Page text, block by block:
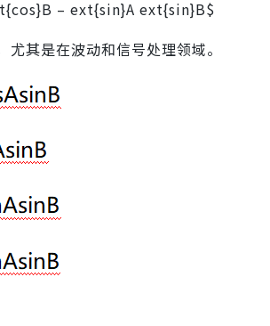
– ext{sin}A ext{sin}B$
其是在波动和信号处理领域。